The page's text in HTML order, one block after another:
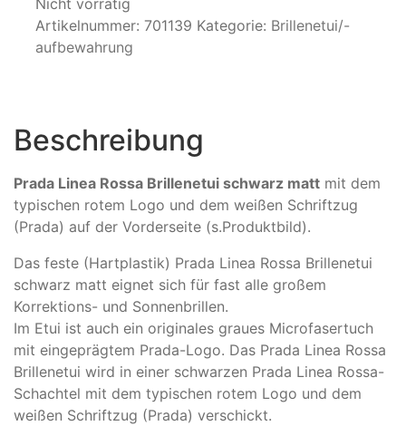
Nicht vorrätig
Artikelnummer: 701139 Kategorie: Brillenetui/-
aufbewahrung
Beschreibung
Prada Linea Rossa Brillenetui schwarz matt mit dem
typischen rotem Logo und dem weißen Schriftzug
(Prada) auf der Vorderseite (s.Produktbild).
Das feste (Hartplastik) Prada Linea Rossa Brillenetui
schwarz matt eignet sich für fast alle großem
Korrektions- und Sonnenbrillen.
Im Etui ist auch ein originales graues Microfasertuch
mit eingeprägtem Prada-Logo. Das Prada Linea Rossa
Brillenetui wird in einer schwarzen Prada Linea Rossa-
Schachtel mit dem typischen rotem Logo und dem
weißen Schriftzug (Prada) verschickt.